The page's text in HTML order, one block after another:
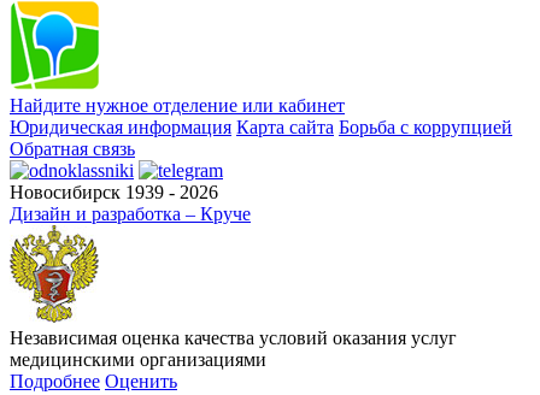
Найдите нужное отделение или кабинет
Юридическая информация Карта сайта Борьба с коррупцией
Обратная связь
Новосибирск 1939 - 2026
Дизайн и разработка – Круче
Независимая оценка качества условий оказания услуг
медицинскими организациями
Подробнее Оценить